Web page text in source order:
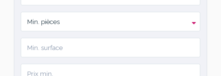
Min. pièces